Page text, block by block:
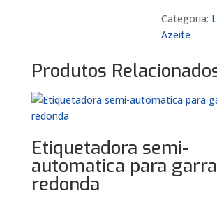
Categoria:
Azeite
Produtos
Etiquetadora semi-
automatica para
redonda